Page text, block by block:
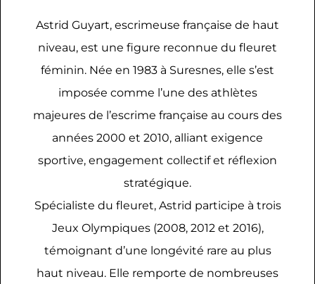
Astrid Guyart, escrimeuse française de haut
niveau, est une figure reconnue du fleuret
féminin. Née en 1983 à Suresnes, elle s’est
imposée comme l’une des athlètes
majeures de l’escrime française au cours des
années 2000 et 2010, alliant exigence
sportive, engagement collectif et réflexion
stratégique.
Spécialiste du fleuret, Astrid participe à trois
Jeux Olympiques (2008, 2012 et 2016),
témoignant d’une longévité rare au plus
haut niveau. Elle remporte de nombreuses